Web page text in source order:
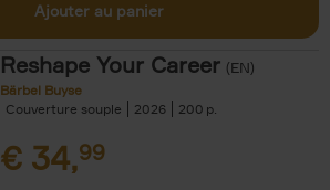
Ajouter au panier
Reshape Your Career (EN)
Bärbel Buyse
Couverture souple
2026 200
€ 34,99